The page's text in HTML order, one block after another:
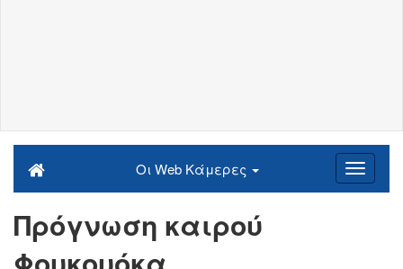
Οι Web Κάμερες
Πρόγνωση καιρού